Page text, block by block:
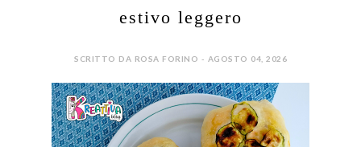
estivo leggero
SCRITTO DA ROSA FORINO - AGOSTO 04, 2026